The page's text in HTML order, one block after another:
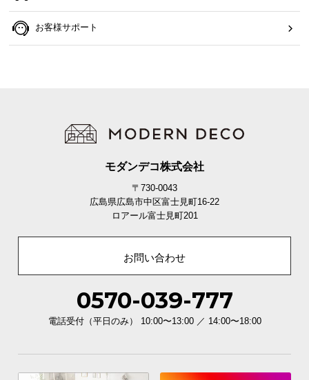
お客様サポート
モダンデコ株式会社
〒730-0043
広島県広島市中区富士見町16-22
ロアール富士見町201
お問い合わせ
0570-039-777
電話受付（平日のみ） 10:00〜13:00 ／ 14:00〜18:00